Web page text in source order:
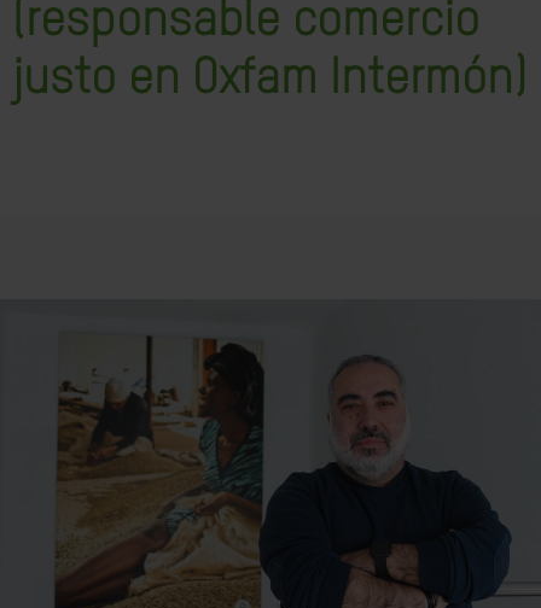
(responsable comercio
justo en Oxfam Intermón)